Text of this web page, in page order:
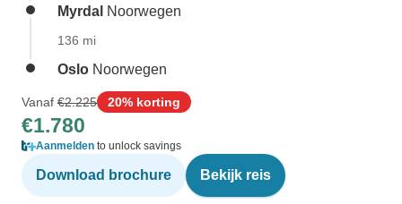
Myrdal Noorwegen
136 mi
Oslo Noorwegen
Vanaf €2.225 20% korting
€1.780
Aanmelden to unlock savings
Download brochure Bekijk reis